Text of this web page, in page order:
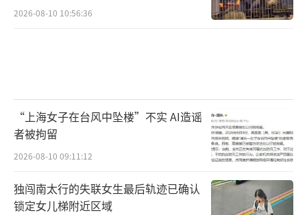
2026-08-10 10:56:36
“上海女子在台风中坠楼”不实 AI造谣
者被拘留
2026-08-10 09:11:12
独闯南太行的失联女生最后轨迹已确认
锁定女儿梯附近区域